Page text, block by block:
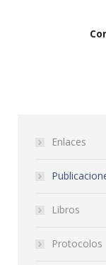
Enlaces
Libros
Protocolos